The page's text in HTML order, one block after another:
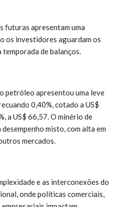
futuras apresentam uma
os investidores aguardam os
de balanços.
petróleo apresentou uma leve
0,40%, cotado a US$
a US$ 66,57. O minério de
misto, com alta em
mercados.
e as interconexões do
onde políticas comerciais,